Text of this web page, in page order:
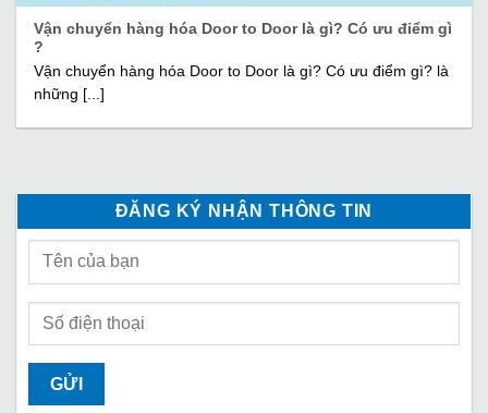
Vận chuyển hàng hóa Door to Door là gì? Có ưu điểm gì
?
Vận chuyển hàng hóa Door to Door là gì? Có ưu điểm gì? là
những [...]
ĐĂNG KÝ NHẬN THÔNG TIN